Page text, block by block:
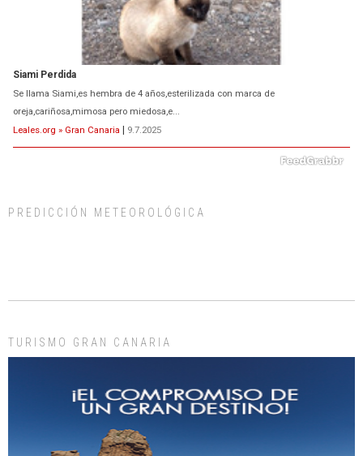
Siami Perdida
Se llama Siami,es hembra de 4 años,esterilizada con marca de
oreja,cariñosa,mimosa pero miedosa,e...
Leales.org » Gran Canaria | 9.7.2025
días, ella incluida...
Gato manso encontrado
PREDICCIÓN METEOROLÓGICA
TURISMO GRAN CANARIA